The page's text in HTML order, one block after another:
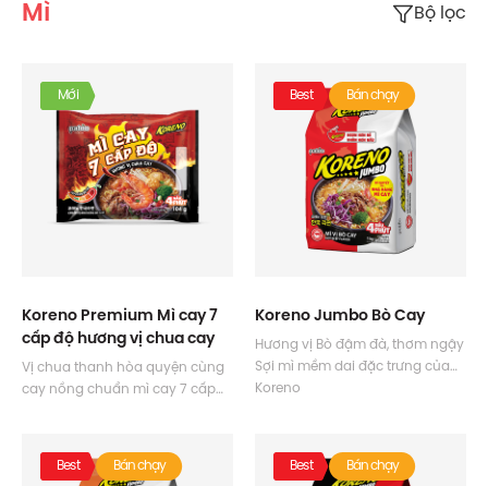
Mì Bộ lọc
Mới
Koreno Premium Mì cay 7
cấp độ hương vị chua cay
Vị chua thanh hòa quyện cùng
cay nồng chuẩn mì cay 7 cấp
trưng
Gói ớt tùy chỉnh độ cay – từ nhẹ
Best Bán chạy
Koreno Jumbo Bò Cay
Hương vị Bò đậm đà, thơm ngậy
Sợi mì mềm dai đặc trưng của
Koreno
Best Bán chạy Best Bán chạy